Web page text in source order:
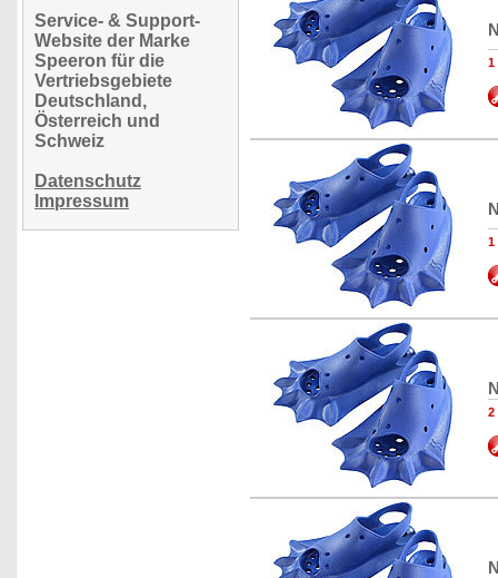
Service- & Support-
Website der Marke
Speeron für die
Vertriebsgebiete
Deutschland,
Österreich und
Schweiz
Datenschutz
Impressum
1
1
2